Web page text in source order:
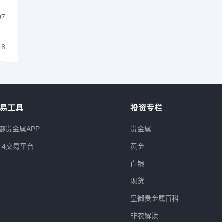
工具
贵金属APP
交易平台
投资专栏
贵金属
黄金
白银
现货
皇御贵金属百科
非农解读